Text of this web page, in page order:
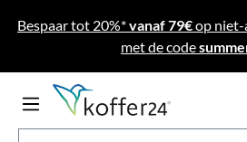
Ga naar de hoofdinhoud
Bespaar tot 20%*vanaf 79€op niet-
met de code